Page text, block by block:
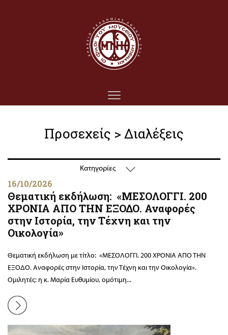
Κατηγορίες
Προσεχείς > Διαλέξεις
16/10/2026
Θεματική εκδήλωση: «ΜΕΣΟΛΟΓΓΙ. 200
ΧΡΟΝΙΑ ΑΠΟ ΤΗΝ ΕΞΟΔΟ. Αναφορές
στην Ιστορία, την Τέχνη και την
Οικολογία»
Θεματική εκδήλωση με τίτλο: «ΜΕΣΟΛΟΓΓΙ. 200 ΧΡΟΝΙΑ ΑΠΟ ΤΗΝ
ΕΞΟΔΟ. Αναφορές στην Ιστορία, την Τέχνη και την Οικολογία».
Ομιλητές: η κ. Μαρία Ευθυμίου, ομότιμη...